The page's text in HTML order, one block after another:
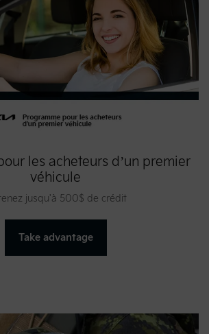
les acheteurs d’un premier
véhicule
jusqu'à 500$ de crédit
Take advantage